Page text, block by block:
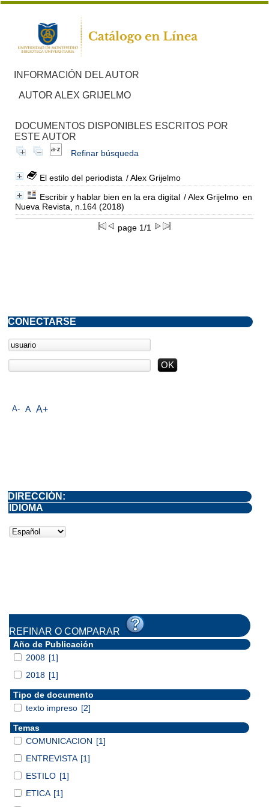
INFORMACIÓN DEL AUTOR
AUTOR ALEX GRIJELMO
DOCUMENTOS DISPONIBLES ESCRITOS POR
ESTE AUTOR
Refinar búsqueda
El estilo del periodista / Alex Grijelmo
Escribir y hablar bien en la era digital / Alex Grijelmo en
Nueva Revista, n.164 (2018)
page 1/1
A- A A+
CONECTARSE
DIRECCIÓN:
IDIOMA
REFINAR O COMPARAR
Año de Publicación
2008 [1]
2018 [1]
Tipo de documento
texto impreso [2]
Temas
COMUNICACION [1]
ENTREVISTA [1]
ESTILO [1]
ETICA [1]